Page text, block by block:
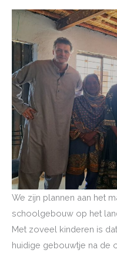
We zijn plannen aan het
schoolgebouw op het
Met zoveel kinderen is
huidige gebouwtje na de